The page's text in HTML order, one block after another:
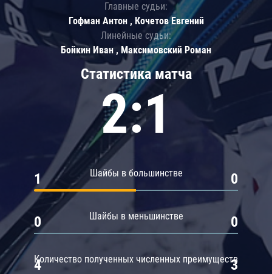
Статистика матча
2:1
Шайбы в большинстве
1 0
Шайбы в меньшинстве
0 0
Количество полученных численных преимуществ
4 3
Главные судьи:
Гофман Антон , Кочетов Евгений
Линейные судьи:
Бойкин Иван , Максимовский Роман